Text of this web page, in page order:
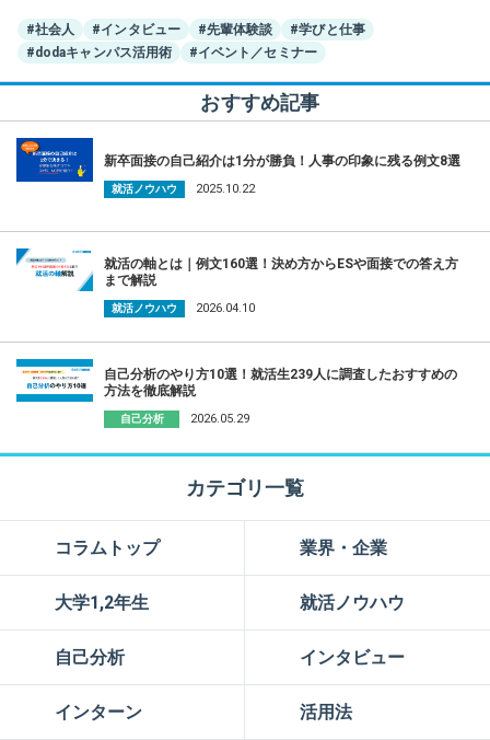
#社会人 #インタビュー #先輩体験談
#学びと仕事
#dodaキャンパス活用術
#イベント／セミナー
おすすめ記事
新卒面接の自己紹介は1分が勝負！人事の印象に残る例文8選
就活ノウハウ 2025.10.22
就活の軸とは｜例文160選！決め方からESや面接での答え方
まで解説
就活ノウハウ 2026.04.10
自己分析のやり方10選！就活生239人に調査したおすすめの
方法を徹底解説
自己分析 2026.05.29
カテゴリ一覧
コラムトップ
大学1,2年生
自己分析
インターン
業界・企業
就活ノウハウ
インタビュー
活用法